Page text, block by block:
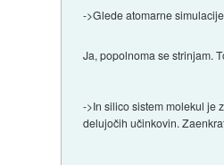
->Glede atomarne
Ja, popolnoma se strinjam.
->In silico sistem molekul je
delujočih učinkovin.